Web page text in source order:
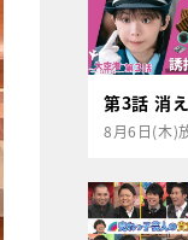
第3話 消
8月6日(木)